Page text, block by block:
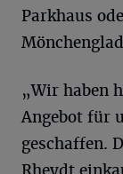
Parkhaus
„Wir haben
Angebot für
geschaffen.